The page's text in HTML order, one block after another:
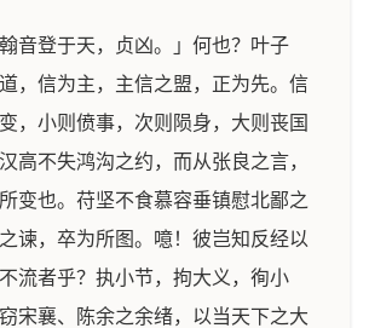
翰音登于天，贞凶。」何也？叶子
，信为主，主信之盟，正为先。信
，小则偾事，次则陨身，大则丧国
高不失鸿沟之约，而从张良之言，
变也。苻坚不食慕容垂镇慰北鄙之
谏，卒为所图。噫！彼岂知反经以
流者乎？执小节，拘大义，徇小
宋襄、陈余之余绪，以当天下之大